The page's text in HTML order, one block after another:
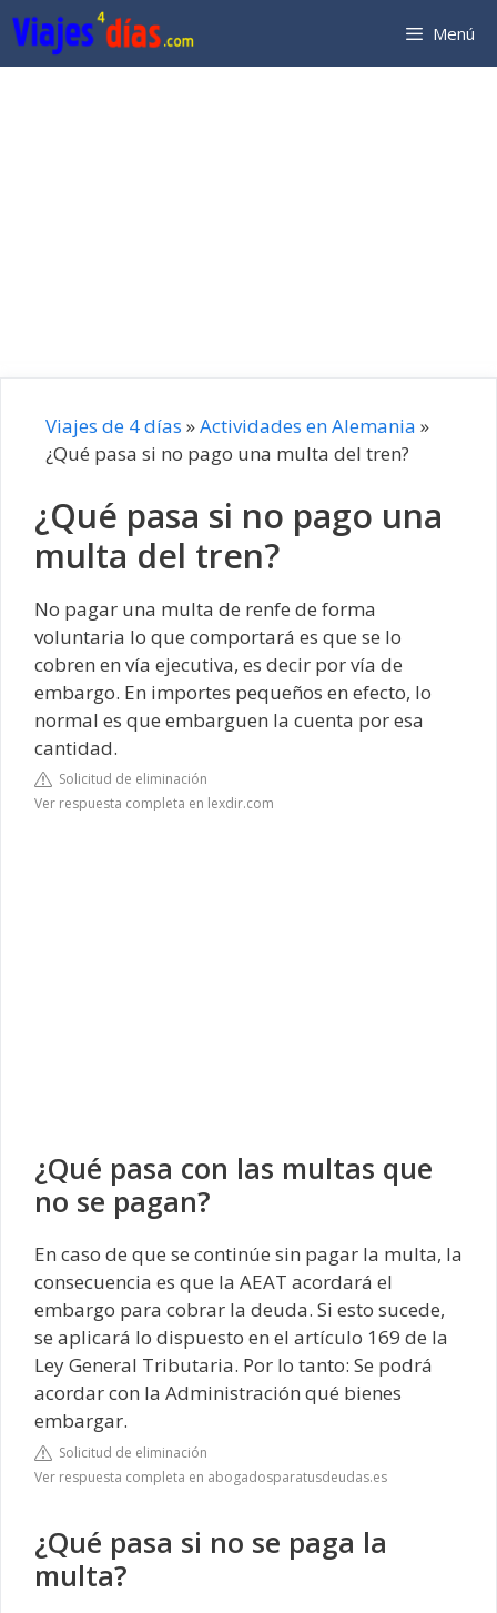
Saltar
al
contenido
Menú
Viajes de 4 días »Actividades en Alemania »
¿Qué pasa si no pago una multa del tren?
¿Qué pasa si no pago una
multa del tren?
No pagar una multa de renfe de forma
voluntaria lo que comportará es que se lo
cobren en vía ejecutiva, es decir por vía de
embargo. En importes pequeños en efecto, lo
normal es que embarguen la cuenta por esa
cantidad.
Solicitud de eliminación
Ver respuesta completa en lexdir.com
¿Qué pasa con las multas que
no se pagan?
En caso de que se continúe sin pagar la multa, la
consecuencia es que la AEAT acordará el
embargo para cobrar la deuda. Si esto sucede,
se aplicará lo dispuesto en el artículo 169 de la
Ley General Tributaria. Por lo tanto: Se podrá
acordar con la Administración qué bienes
embargar.
Solicitud de eliminación
Ver respuesta completa en abogadosparatusdeudas.es
¿Qué pasa si no se paga la
multa?